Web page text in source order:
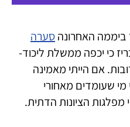
ביממה האחרונהסערה
כי יכפה ממשלת ליכוד-
אם הייתי מאמינה
מי שעומדים מאחורי
הציונות הדתית.